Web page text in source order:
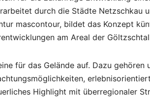
durch die Städte Netzschkau
mascontour, bildet das Konzept
am Areal der
für das Gelände auf. Dazu gehören
Highlight mit überregionaler